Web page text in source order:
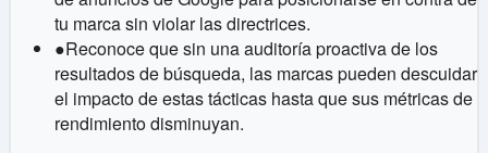
tu marca sin violar las directrices.
●Reconoce que sin una auditoría proactiva de los
resultados de búsqueda, las marcas pueden descuidar
el impacto de estas tácticas hasta que sus métricas de
rendimiento disminuyan.